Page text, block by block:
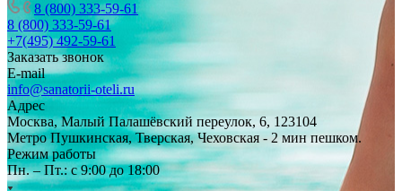
8 (800) 333-59-61
8 (800) 333-59-61
+7(495) 492-59-61
Заказать звонок
E-mail
info@sanatorii-oteli.ru
Адрес
Москва, Малый Палашёвский переулок, 6, 123104
Метро Пушкинская, Тверская, Чеховская - 2 мин пешком.
Режим работы
Пн. – Пт.: с 9:00 до 18:00